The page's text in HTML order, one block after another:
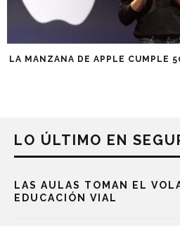
LA MANZANA DE APPLE CUMPLE
LO ÚLTIMO EN
LAS AULAS TOMAN EL
EDUCACIÓN VIAL